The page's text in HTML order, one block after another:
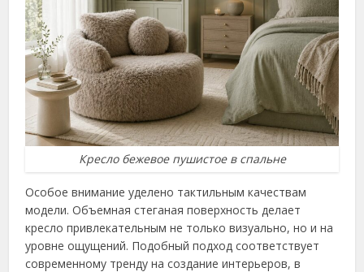
Кресло бежевое пушистое в спальне
Особое внимание уделено тактильным качествам
модели. Объемная стеганая поверхность делает
кресло привлекательным не только визуально, но и на
уровне ощущений. Подобный подход соответствует
современному тренду на создание интерьеров, в